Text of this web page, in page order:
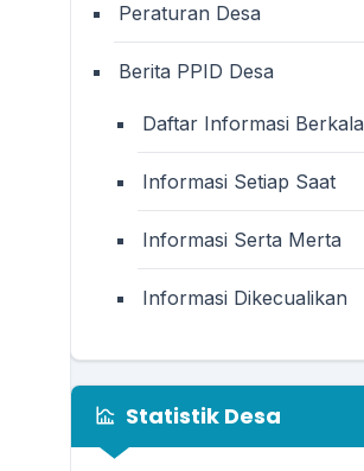
Peraturan Desa
Berita PPID Desa
Daftar Informasi Berkala
Informasi Setiap Saat
Informasi Serta Merta
Informasi Dikecualikan
Statistik Desa